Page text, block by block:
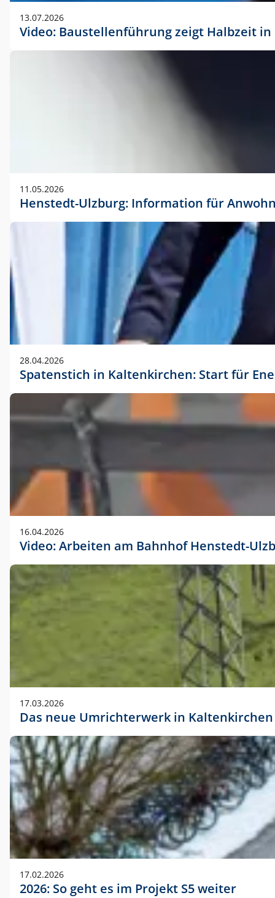
13.07.2026
Video: Baustellenführung zeigt Halbzeit
11.05.2026
Henstedt-Ulzburg: Information für
28.04.2026
Spatenstich in Kaltenkirchen: Start für
16.04.2026
Video: Arbeiten am Bahnhof Henstedt-
17.03.2026
Das neue Umrichterwerk in Kaltenkirchen
17.02.2026
2026: So geht es im Projekt S5 weiter